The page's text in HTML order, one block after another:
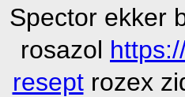
Spector ekker
rosazol
reseptrozex